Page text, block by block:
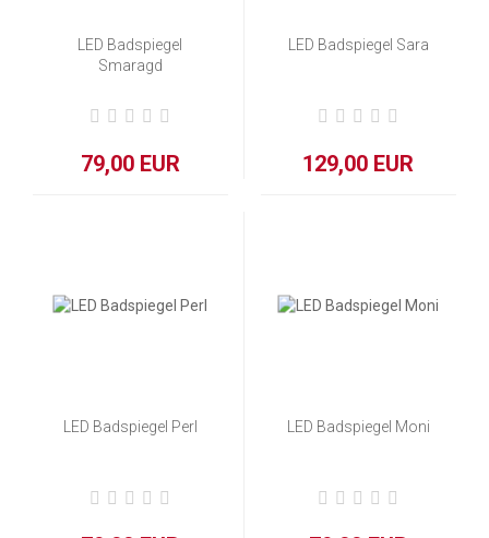
LED Badspiegel
Smaragd
79,00 EUR
LED Badspiegel Sara
129,00 EUR
LED Badspiegel Perl LED Badspiegel Moni